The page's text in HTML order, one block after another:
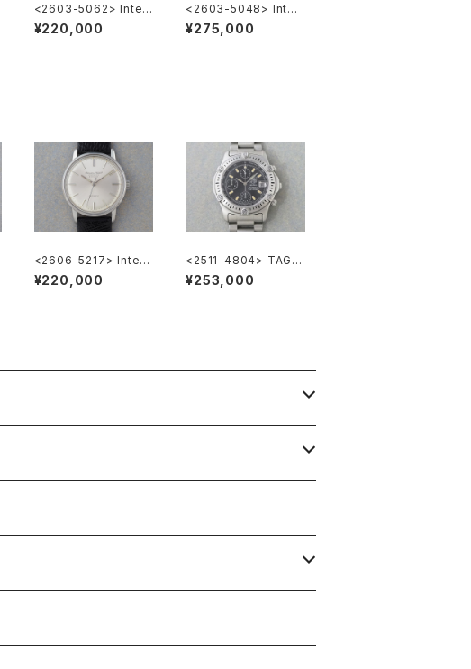
<2603-5062> Inter
national National C
o. Ref.648A
¥220,000
<2603-5048> Inter
national National C
o. Ref.648A
¥275,000
<2606-5217> Intern
ational National Co.
"TURLER"
¥220,000
<2511-4804> TAG H
EUER Super 2000 C
hronograph
¥253,000